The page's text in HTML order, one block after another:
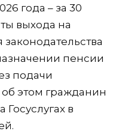
года – за 30
выхода на
пенсии
подачи
этом гражданин
в